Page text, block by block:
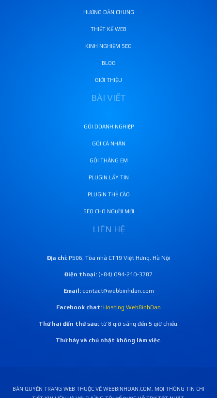
HƯỚNG DẪN CHUNG
THIẾT KẾ WEB
KINH NGHIỆM SEO
BLOG
GIỚI THIỆU
BÀI VIẾT
GÓI DOANH NGHIỆP
GÓI CÁ NHÂN
GÓI THẰNG EM
PLUGIN LẤY TIN
PLUGIN THẺ CÀO
SEO CHO NGƯỜI MỚI
LIÊN HỆ
Địa chỉ:P506, Tòa nhà CT19 Việt Hưng, Hà Nội
Điện thoại: (+84) O94-21O-3787
Email: contact@webbinhdan.com
Facebook chat: Hosting.WebBinhDan
Thứ hai đến thứ sáu:từ 8 giờ sáng đến 5 giờ chiều.
Thứ bảy và chủ nhật không làm việc.
BẢN QUYỀN TRANG WEB THUỘC VỀ WEBBINHDAN.COM, MỌI THÔNG TIN CHI